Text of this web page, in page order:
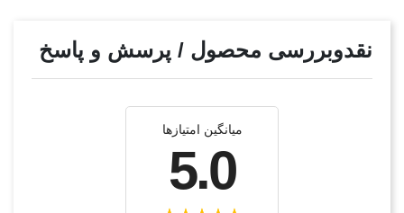
نقدوبررسی محصول / پرسش و پاسخ
میانگین امتیازها
5.0